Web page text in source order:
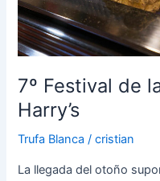
7º Festival de
Harry’s
Trufa Blanca /cristian
La llegada del otoño
en
Harry’s